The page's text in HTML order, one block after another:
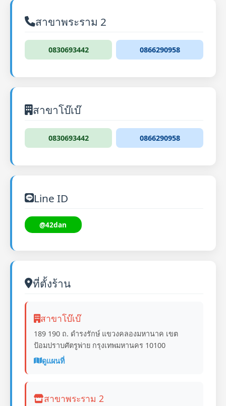
สาขาพระราม 2
0830693442 0866290958
สาขาโบ๊เบ๊
0830693442 0866290958
Line ID
@42dan
ที่ตั้งร้าน
สาขาโบ๊เบ๊
189 190 ถ. ดำรงรักษ์ แขวงคลองมหานาค เขต
ป้อมปราบศัตรูพ่าย กรุงเทพมหานคร 10100
ดูแผนที่
สาขาพระราม 2